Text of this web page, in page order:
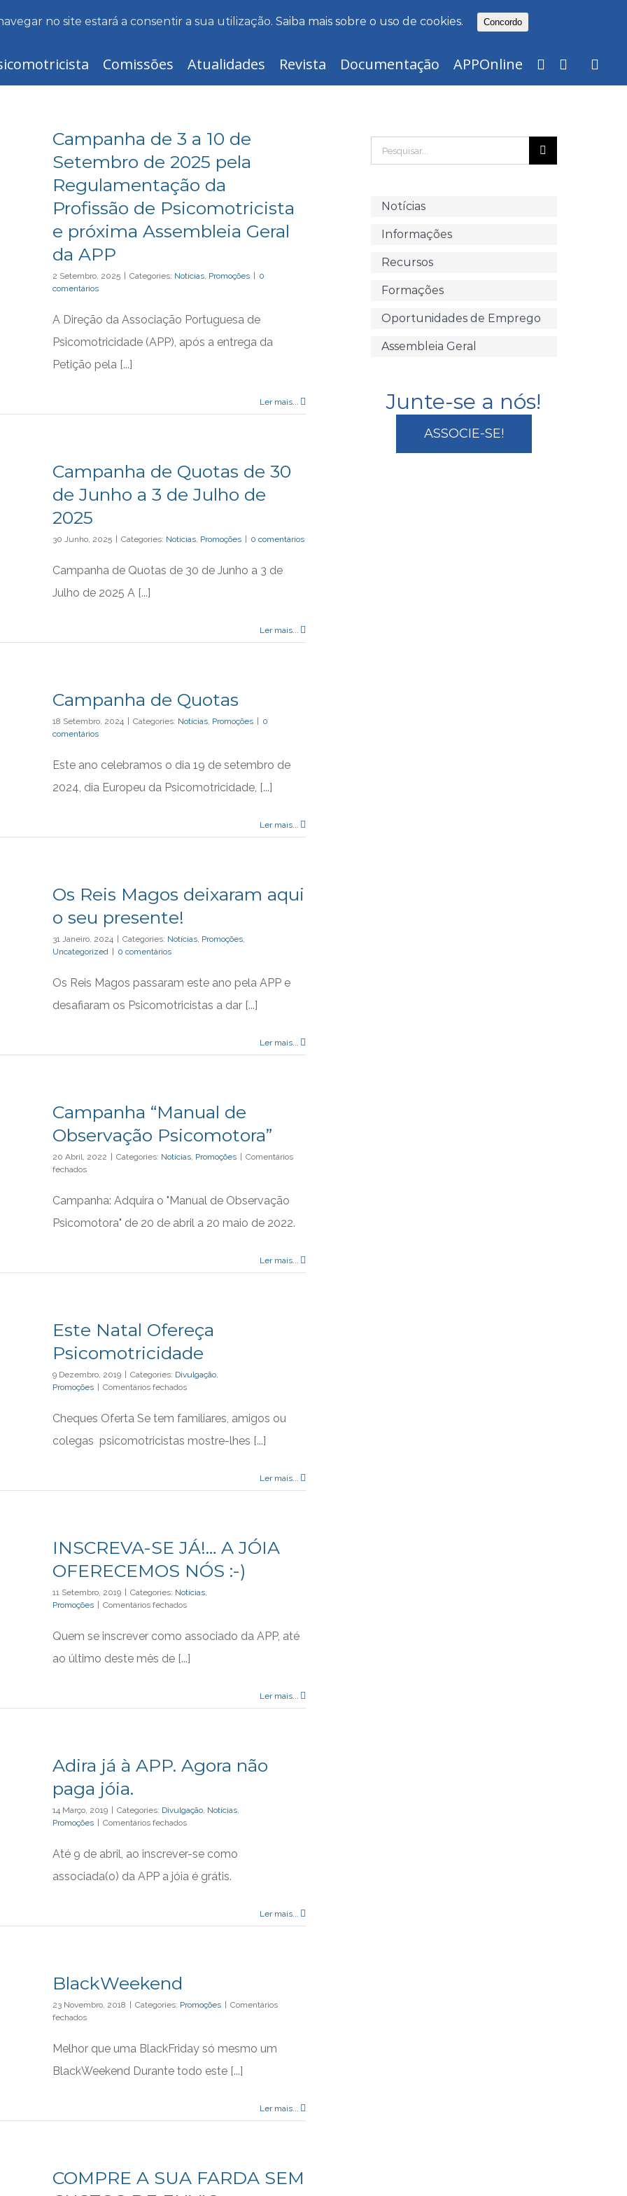
Comissões Atualidades Revista Documentação APPOnline
Campanha de 3 a 10 de
Setembro de 2025 pela
Regulamentação da
Profissão de Psicomotricista
e próxima Assembleia Geral
da APP
2 Setembro, 2025 Categories: Notícias, Promoções
0
comentários
A Direção da Associação Portuguesa de
Psicomotricidade (APP), após a entrega da
Petição pela [...]
Ler mais...
Campanha de Quotas de 30
de Junho a 3 de Julho de
2025
30 Junho, 2025 Categories: Notícias, Promoções 0 comentários
Campanha de Quotas de 30 de Junho a 3 de
Julho de 2025 A [...]
Ler mais...
Campanha de Quotas
18 Setembro, 2024 Categories: Notícias, Promoções
0
comentários
Este ano celebramos o dia 19 de setembro de
2024, dia Europeu da Psicomotricidade, [...]
Ler mais...
Os Reis Magos deixaram aqui
o seu presente!
31 Janeiro, 2024 Categories: Notícias, Promoções,
Uncategorized
0 comentários
Os Reis Magos passaram este ano pela APP e
desafiaram os Psicomotricistas a dar [...]
Ler mais...
Campanha “Manual de
Observação Psicomotora”
20 Abril, 2022 Categories: Notícias, Promoções
Comentários
fechadosem
“Manual
de
Observação
Campanha: Adquira o "Manual de Observação
Psicomotora" de 20 de abril a 20 maio de 2022.
Ler mais...
Este Natal Ofereça
Psicomotricidade
9 Dezembro, 2019 Categories: Divulgação,
Promoções
Comentários fechadosem
Natal
Ofereça
Psicomotricidade
Cheques Oferta Se tem familiares, amigos ou
colegas psicomotricistas mostre-lhes [...]
Ler mais...
INSCREVA-SE JÁ!… A JÓIA
OFERECEMOS NÓS :-)
11 Setembro, 2019 Categories: Notícias,
Promoções
Comentários fechadosem
JÁ!…
A
Quem se inscrever como associado da APP, até
ao último deste mês de [...]
Ler mais...
Adira já à APP. Agora não
paga jóia.
14 Março, 2019 Categories: Divulgação, Notícias,
Promoções
Comentários fechadosem
APP.
Agora
Até 9 de abril, ao inscrever-se como
associada(o) da APP a jóia é grátis.
Ler mais...
BlackWeekend
23 Novembro, 2018 Categories: Promoções
Comentários
fechadosem
Melhor que uma BlackFriday só mesmo um
BlackWeekend Durante todo este [...]
Ler mais...
COMPRE A SUA FARDA SEM
Pesquisar
Notícias
Informações
Recursos
Formações
Oportunidades de Emprego
Assembleia Geral
Junte-se a nós!
ASSOCIE-SE!
no site estará a consentir a sua utilização. Saiba mais sobre o uso de cookies. Concordo